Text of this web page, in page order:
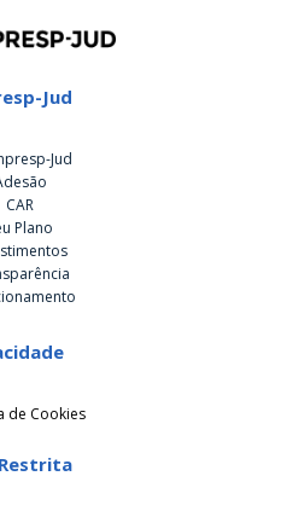
Jud
Jud
CAR
Plano
de Cookies